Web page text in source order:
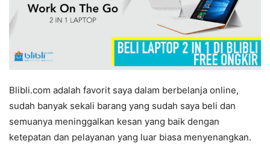
Blibli.com adalah favorit saya dalam berbelanja online,
sudah banyak sekali barang yang sudah saya beli dan
semuanya meninggalkan kesan yang baik dengan
ketepatan dan pelayanan yang luar biasa menyenangkan.